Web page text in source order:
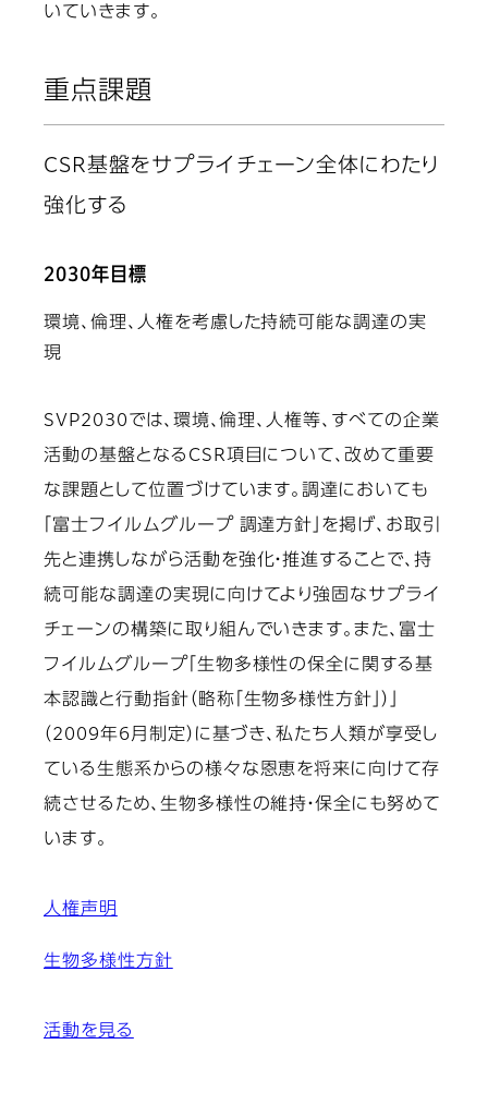
いていきます。
重点課題
CSR基盤をサプライチェーン全体にわたり
強化する
2030年目標
環境、倫理、人権を考慮した持続可能な調達の実
現
SVP2030では、環境、倫理、人権等、すべての企業
活動の基盤となるCSR項目について、改めて重要
な課題として位置づけています。調達においても
「富士フイルムグループ 調達方針」を掲げ、お取引
先と連携しながら活動を強化・推進することで、持
続可能な調達の実現に向けてより強固なサプライ
チェーンの構築に取り組んでいきます。また、富士
フイルムグループ「生物多様性の保全に関する基
本認識と行動指針（略称「生物多様性方針」）」
（2009年6月制定）に基づき、私たち人類が享受し
ている生態系からの様々な恩恵を将来に向けて存
続させるため、生物多様性の維持・保全にも努めて
います。
人権声明
生物多様性方針
活動を見る